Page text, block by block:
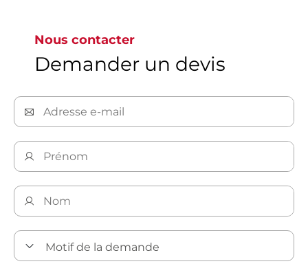
Découvrez nos solutions de nettoyage de précision
Nous contacter
Demander un devis